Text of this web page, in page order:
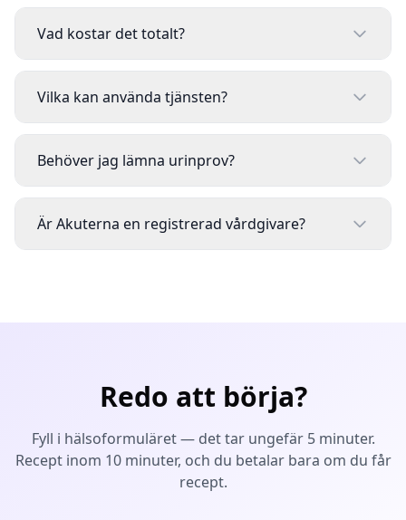
Vad kostar det totalt?
Vilka kan använda tjänsten?
Behöver jag lämna urinprov?
Är Akuterna en registrerad vårdgivare?
Redo att börja?
Fyll i hälsoformuläret — det tar ungefär 5 minuter.
Recept inom 10 minuter, och du betalar bara om du får
recept.